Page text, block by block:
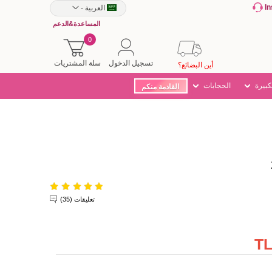
العربية -
المساعدة&الدعم
سلة المشتريات
0
تسجيل الدخول أين البضائع؟
الحجابات القادمة منكم
تعليقات (35)